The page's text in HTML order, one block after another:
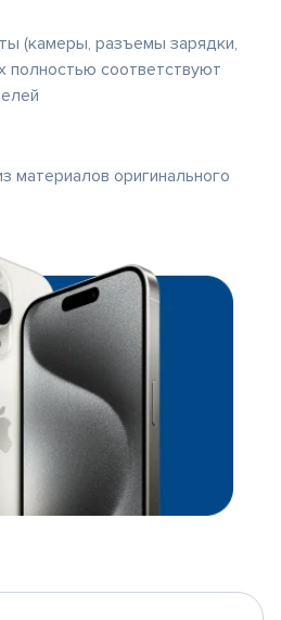
(камеры, разъемы зарядки,
соответствуют
материалов оригинального